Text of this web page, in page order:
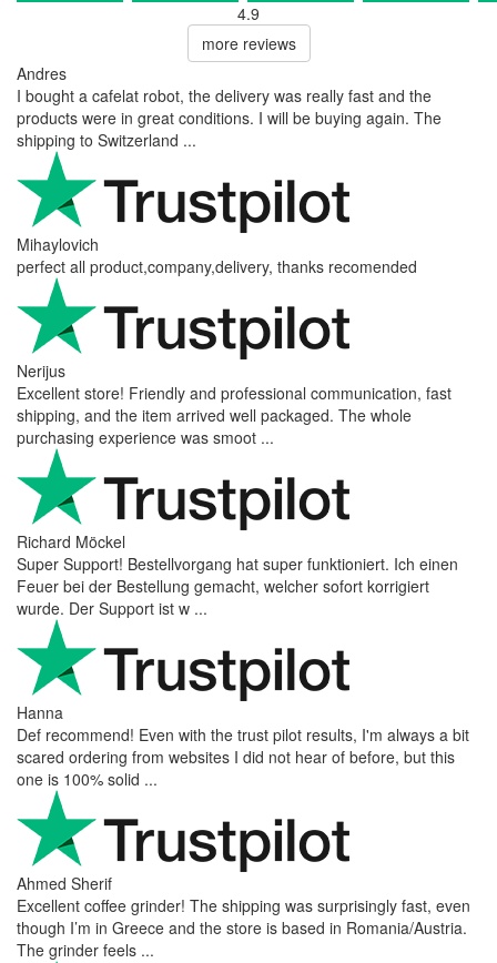
4.9
more reviews
Andres
I bought a cafelat robot, the delivery was really fast and the
products were in great conditions. I will be buying again. The
shipping to Switzerland ...
Mihaylovich
perfect all product,company,delivery, thanks recomended
Nerijus
Excellent store! Friendly and professional communication, fast
shipping, and the item arrived well packaged. The whole
purchasing experience was smoot ...
Richard Möckel
Super Support! Bestellvorgang hat super funktioniert. Ich einen
Feuer bei der Bestellung gemacht, welcher sofort korrigiert
wurde. Der Support ist w ...
Hanna
Def recommend! Even with the trust pilot results, I'm always a bit
scared ordering from websites I did not hear of before, but this
one is 100% solid ...
Ahmed Sherif
Excellent coffee grinder! The shipping was surprisingly fast, even
though I’m in Greece and the store is based in Romania/Austria.
The grinder feels ...